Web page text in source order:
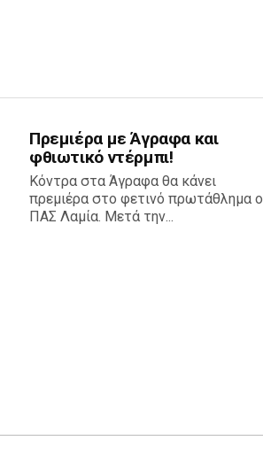
Πρεμιέρα με Άγραφα και
φθιωτικό ντέρμπι!
Κόντρα στα Άγραφα θα κάνει
πρεμιέρα στο φετινό πρωτάθλημα ο
ΠΑΣ Λαμία. Μετά την...